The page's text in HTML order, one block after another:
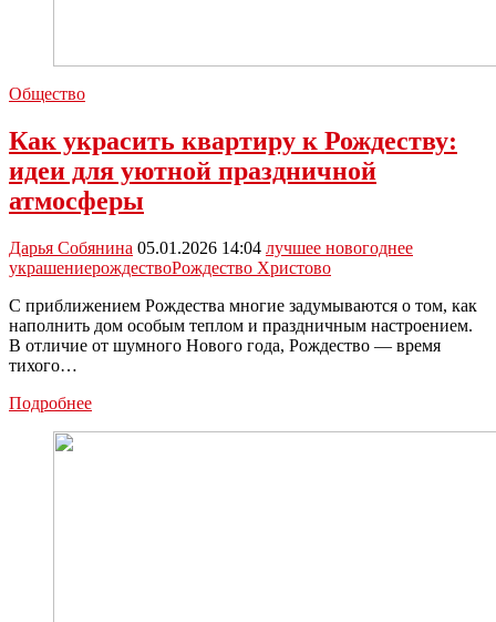
Общество
Как украсить квартиру к Рождеству:
идеи для уютной праздничной
атмосферы
Дарья Собянина 05.01.2026 14:04 лучшее новогоднее
украшениерождествоРождество Христово
С приближением Рождества многие задумываются о том, как
наполнить дом особым теплом и праздничным настроением.
В отличие от шумного Нового года, Рождество — время
тихого…
ПодробнееКак